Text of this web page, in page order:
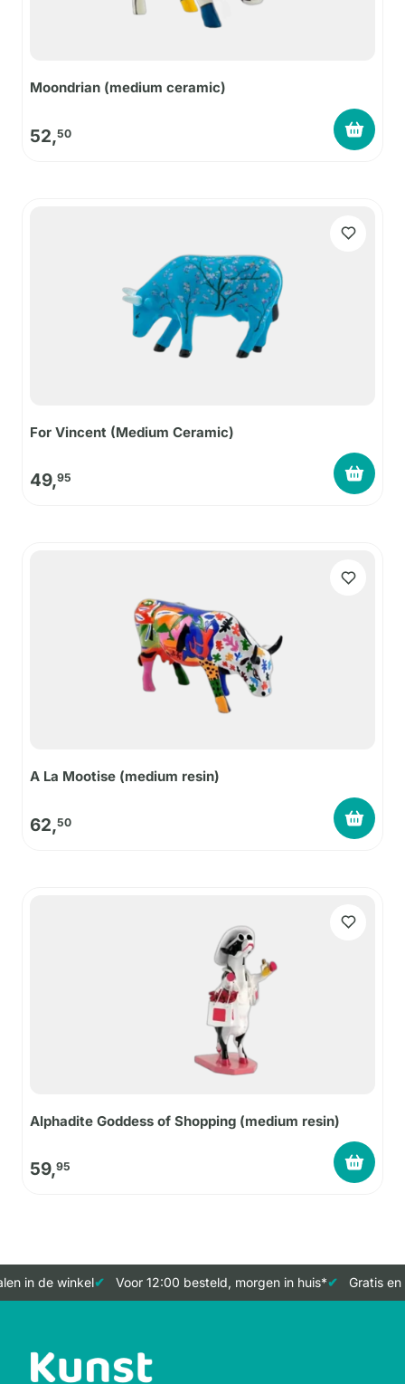
Moondrian (medium ceramic)
52,50
For Vincent (Medium Ceramic)
49,95
A La Mootise (medium resin)
62,50
Alphadite Goddess of Shopping (medium resin)
59,95
in de winkel Voor 12:00 besteld, morgen in huis* Gratis en